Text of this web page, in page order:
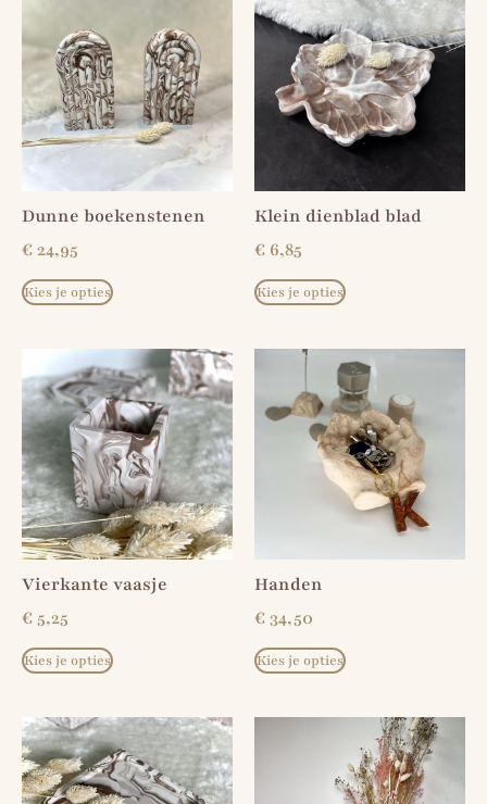
Dunne boekenstenen
€24,95
Kies je opties
Klein dienblad blad
€ 6,85
Kies je opties
Vierkante vaasje
€5,25
Kies je opties
Handen
€34,50
Kies je opties